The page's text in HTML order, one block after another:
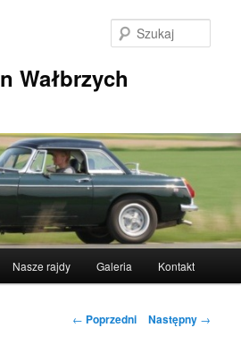
Wałbrzych
Nasze rajdy Galeria Kontakt
Nawigacja
← Poprzedni Następny →